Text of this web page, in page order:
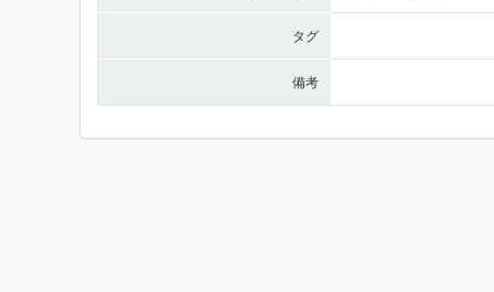
タグ
備考